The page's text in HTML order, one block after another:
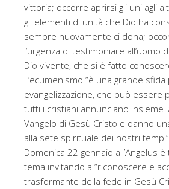
vittoria; occorre aprirsi gli uni agli
gli elementi di unità che Dio ha
sempre nuovamente ci dona;
l’urgenza di testimoniare all’uomo
Dio vivente, che si è fatto
L’ecumenismo “è una grande
evangelizzazione, che può essere
tutti i cristiani annunciano insieme
Vangelo di Gesù Cristo e danno
alla sete spirituale dei nostri
Domenica 22 gennaio all’Angelus
tema invitando a “riconoscere e
trasformante della fede in Gesù